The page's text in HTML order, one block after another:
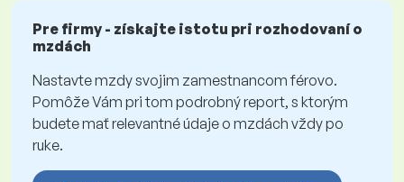
Pre firmy - získajte istotu pri rozhodovaní o
mzdách
Nastavte mzdy svojim zamestnancom férovo.
Pomôže Vám pri tom podrobný report, s ktorým
budete mať relevantné údaje o mzdách vždy po
ruke.